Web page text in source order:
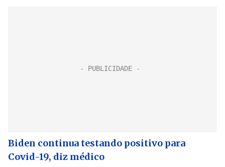
Biden continua testando positivo para
Covid-19, diz médico